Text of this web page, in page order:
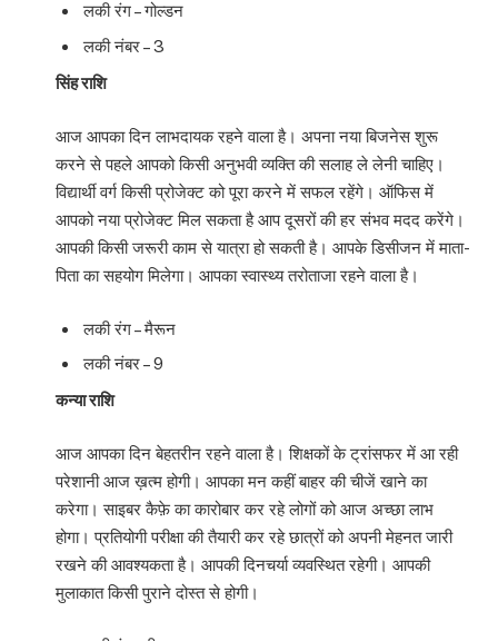
लकी रंग – गोल्डन
लकी नंबर – 3
सिंह राशि
आज आपका दिन लाभदायक रहने वाला है। अपना नया बिजनेस शुरू
करने से पहले आपको किसी अनुभवी व्यक्ति की सलाह ले लेनी चाहिए।
विद्यार्थी वर्ग किसी प्रोजेक्ट को पूरा करने में सफल रहेंगे। ऑफिस में
आपको नया प्रोजेक्ट मिल सकता है आप दूसरों की हर संभव मदद करेंगे।
आपकी किसी जरूरी काम से यात्रा हो सकती है। आपके डिसीजन में माता-
पिता का सहयोग मिलेगा। आपका स्वास्थ्य तरोताजा रहने वाला है।
लकी रंग – मैरून
लकी नंबर – 9
कन्या राशि
आज आपका दिन बेहतरीन रहने वाला है। शिक्षकों के ट्रांसफर में आ रही
परेशानी आज ख़त्म होगी। आपका मन कहीं बाहर की चीजें खाने का
करेगा। साइबर कैफ़े का कारोबार कर रहे लोगों को आज अच्छा लाभ
होगा। प्रतियोगी परीक्षा की तैयारी कर रहे छात्रों को अपनी मेहनत जारी
रखने की आवश्यकता है। आपकी दिनचर्या व्यवस्थित रहेगी। आपकी
मुलाकात किसी पुराने दोस्त से होगी।